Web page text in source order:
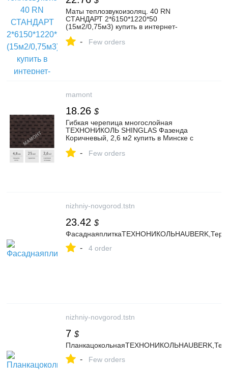
Маты теплозвукоизоляц. 40 RN
СТАНДАРТ 2*6150*1220*50
(15м2/0,75м3) купить в интернет-
- Few orders
mamont
18.26 $
Гибкая черепица многослойная
ТЕХНОНИКОЛЬ SHINGLAS Фазенда
Коричневый, 2,6 м2 купить в Минске с
- Few orders
nizhniy-novgorod.tstn
23.42 $
- 4 order
nizhniy-novgorod.tstn
7 $
- Few orders